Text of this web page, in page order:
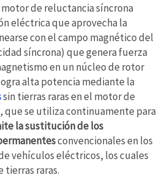
de reluctancia síncrona
eléctrica que aprovecha la
con el campo magnético del
síncrona) que genera fuerza
en un núcleo de rotor
alta potencia mediante la
sin tierras raras en el motor de
que se utiliza continuamente para
la sustitución de los
convencionales en los
vehículos eléctricos, los cuales
tierras raras.